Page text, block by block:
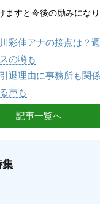
ますと今後の励みにな
彩佳アナの接点は？
の噂も
退理由に事務所も関
声も
記事一覧へ
集